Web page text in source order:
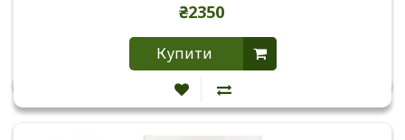
₴2350
Купити